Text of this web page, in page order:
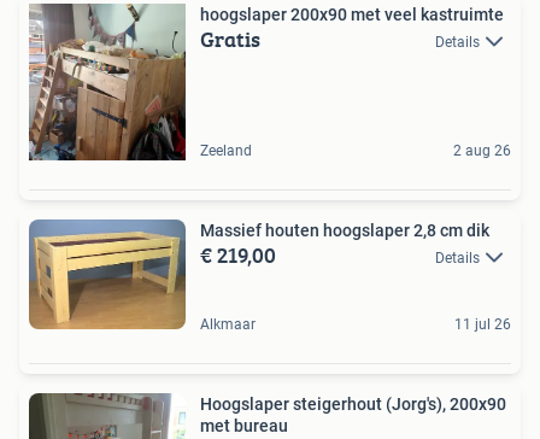
hoogslaper 200x90 met veel kastruimte
Gratis Details
Zeeland 2 aug 26
Massief houten hoogslaper 2,8 cm dik
€ 219,00 Details
Alkmaar 11 jul 26
Hoogslaper steigerhout (Jorg's), 200x90
met bureau